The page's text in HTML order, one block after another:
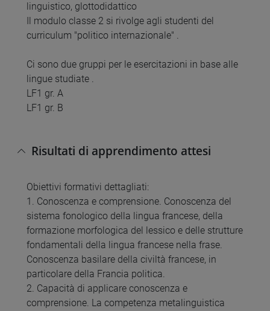
linguistico, glottodidattico
Il modulo classe 2 si rivolge agli studenti del
curriculum "politico internazionale" .
Ci sono due gruppi per le esercitazioni in base alle
lingue studiate .
LF1 gr. A
LF1 gr. B
Risultati di apprendimento attesi
Obiettivi formativi dettagliati:
1. Conoscenza e comprensione. Conoscenza del
sistema fonologico della lingua francese, della
formazione morfologica del lessico e delle strutture
fondamentali della lingua francese nella frase.
Conoscenza basilare della civiltà francese, in
particolare della Francia politica.
2. Capacità di applicare conoscenza e
comprensione. La competenza metalinguistica